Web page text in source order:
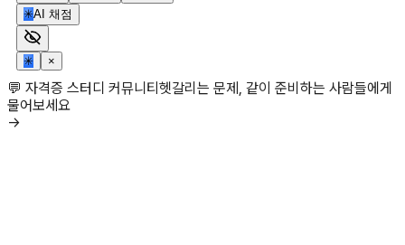
✳AI 채점
✳ ×
💬 자격증 스터디 커뮤니티헷갈리는 문제, 같이 준비하는 사람들에게
물어보세요
→